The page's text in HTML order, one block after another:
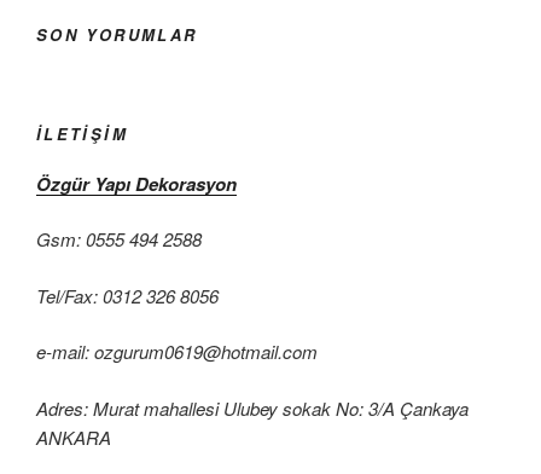
SON YORUMLAR
İLETIŞIM
Özgür Yapı Dekorasyon
Gsm: 0555 494 2588
Tel/Fax: 0312 326 8056
e-mail: ozgurum0619@hotmail.com
Adres: Murat mahallesi Ulubey sokak No: 3/A Çankaya
ANKARA